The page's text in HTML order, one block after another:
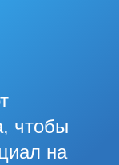
чтобы
на